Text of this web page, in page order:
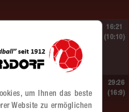
16:21
(10:10)
St. Pölten –
29:26
(16:9)
um Ihnen das beste
Website zu ermöglichen